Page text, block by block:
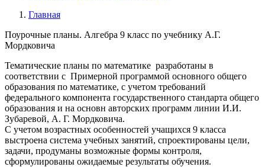
Главная
Поурочные планы. Алгебра 9 класс по учебнику А.Г.
Мордковича
Тематические планы по математике разработаны в
соответствии с Примерной программой основного общего
образования по математике, с учетом требований
федерального компонента государственного стандарта общего
образования и на основн авторских программ линии И.И.
Зубаревой, А. Г. Мордковича.
С учетом возрастных особенностей учащихся 9 класса
выстроена система учебных занятий, спроектированы цели,
задачи, продуманы возможные формы контроля,
сформулированы ожидаемые результаты обучения.